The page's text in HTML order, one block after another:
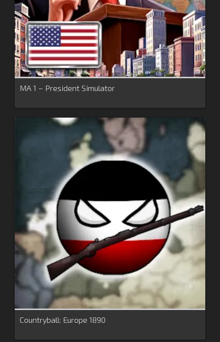
MA 1 – President Simulator
Countryball: Europe 1890